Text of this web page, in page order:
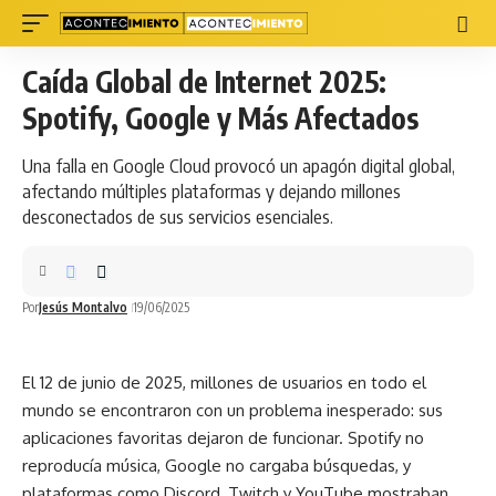
Caída Global de Internet 2025:
Spotify, Google y Más Afectados
Una falla en Google Cloud provocó un apagón digital global,
afectando múltiples plataformas y dejando millones
desconectados de sus servicios esenciales.
PorJesús Montalvo 19/06/2025
El 12 de junio de 2025, millones de usuarios en todo el
mundo se encontraron con un problema inesperado: sus
aplicaciones favoritas dejaron de funcionar. Spotify no
reproducía música, Google no cargaba búsquedas, y